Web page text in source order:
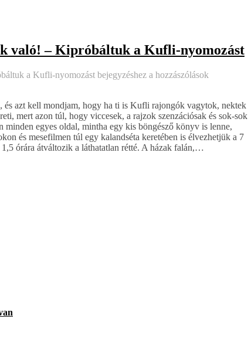
való! – Kipróbáltuk a Kufli-nyomozást
a Kufli-nyomozást bejegyzéshez a hozzászólások
azt kell mondjam, hogy ha ti is Kufli rajongók vagytok, nektek
mert azon túl, hogy viccesek, a rajzok szenzációsak és sok-sok
egyes oldal, mintha egy kis böngésző könyv is lenne,
és mesefilmen túl egy kalandséta keretében is élvezhetjük a 7
órára átváltozik a láthatatlan rétté. A házak falán,…